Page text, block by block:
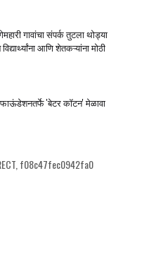
गावांचा संपर्क तुटला ​थोड्या
आणि शेतकऱ्यांना मोठी
'बेटर कॉटन' मेळावा
f08c47fec0942fa0